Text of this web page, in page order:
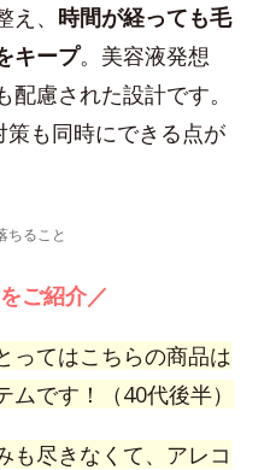
、 時間が経っても毛
キープ。美容液発想
慮された設計です。
策も同時にできる点が
ちること
ご紹介／
ってはこちらの商品は
です！（40代後半）
も尽きなくて、アレコ